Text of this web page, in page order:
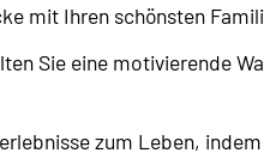
mit Ihren schönsten
Sie eine motivierende
zum Leben,